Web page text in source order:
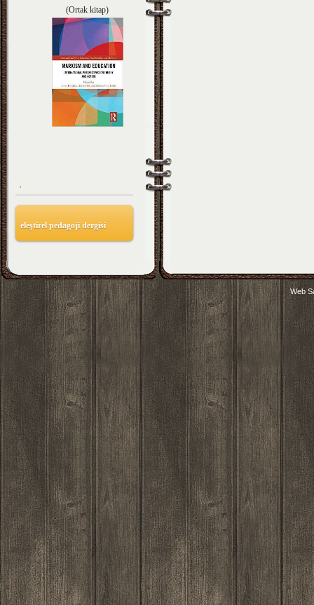
(Ortak kitap)
.
eleştirel pedagoji dergisi
Web